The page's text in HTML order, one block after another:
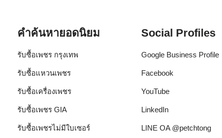
คำค้นหายอดนิยม
รับซื้อเพชร กรุงเทพ
รับซื้อแหวนเพชร
รับซื้อเครื่องเพชร
รับซื้อเพชร GIA
รับซื้อเพชรไม่มีใบเซอร์
Social Profiles
Google Business Profile
Facebook
YouTube
LinkedIn
LINE OA @petchtong